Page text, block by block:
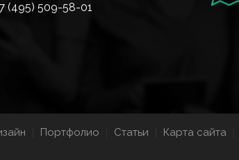
(495) 509-58-01
Портфолио Статьи
Карта сайта